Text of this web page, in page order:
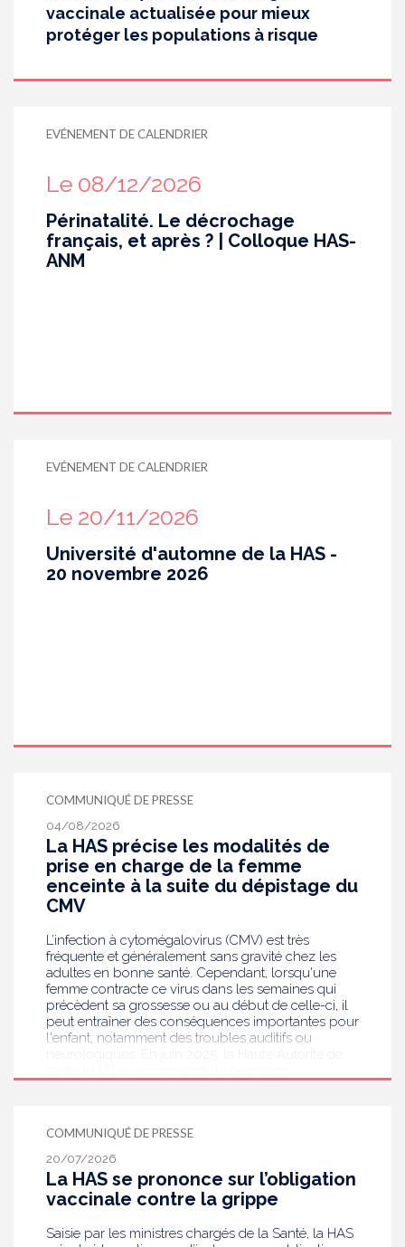
vaccinale actualisée pour mieux
protéger les populations à risque
EVÉNEMENT DE CALENDRIER
Le 08/12/2026
Périnatalité. Le décrochage
français, et après ? | Colloque HAS-
ANM
EVÉNEMENT DE CALENDRIER
Le 20/11/2026
Université d'automne de la HAS -
20 novembre 2026
COMMUNIQUÉ DE PRESSE
04/08/2026
La HAS précise les modalités de
prise en charge de la femme
enceinte à la suite du dépistage du
CMV
L’infection à cytomégalovirus (CMV) est très
fréquente et généralement sans gravité chez les
adultes en bonne santé. Cependant, lorsqu'une
femme contracte ce virus dans les semaines qui
précèdent sa grossesse ou au début de celle-ci, il
peut entraîner des conséquences importantes pour
l'enfant, notamment des troubles auditifs ou
publie aujourd’hui des recommandations de
bonnes pratiques pour guider les professionnels
de santé dans la prise en charge des femmes
enceintes à la suite de ce dépistage. Objectif :
réduire les risques de transmission au futur bébé.
COMMUNIQUÉ DE PRESSE
20/07/2026
La HAS se prononce sur l’obligation
vaccinale contre la grippe
Saisie par les ministres chargés de la Santé, la HAS